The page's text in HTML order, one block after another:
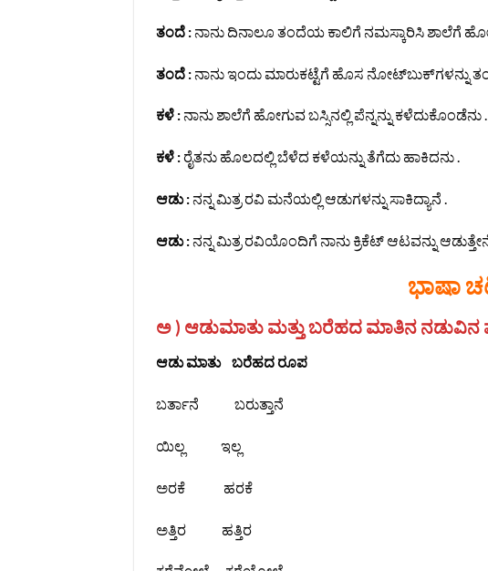
ತಂದೆ :ನಾನು ದಿನಾಲೂ ತಂದೆಯ ಕಾಲಿಗೆ ನಮಸ್ಕಾರಿಸಿ ಶಾಲೆಗೆ
ತಂದೆ :ನಾನು ಇಂದು ಮಾರುಕಟ್ಟೆಗೆ ಹೊಸ ನೋಟ್‌ಬುಕ್‌ಗಳನ್ನು
ಕಳೆ :ನಾನು ಶಾಲೆಗೆ ಹೋಗುವ ಬಸ್ಸಿನಲ್ಲಿ ಪೆನ್ನನ್ನು ಕಳೆದುಕೊಂಡೆನು .
ಕಳೆ : ರೈತನು ಹೊಲದಲ್ಲಿ ಬೆಳೆದ ಕಳೆಯನ್ನು ತೆಗೆದು ಹಾಕಿದನು .
ಆಡು :ನನ್ನ ಮಿತ್ರ ರವಿ ಮನೆಯಲ್ಲಿ ಆಡುಗಳನ್ನು ಸಾಕಿದ್ಯಾನೆ .
ಆಡು :ನನ್ನ ಮಿತ್ರ ರವಿಯೊಂದಿಗೆ ನಾನು ಕ್ರಿಕೆಟ್ ಆಟವನ್ನು
ಭಾಷಾ
ಅ ) ಆಡುಮಾತು ಮತ್ತು ಬರೆಹದ ಮಾತಿನ ನಡುವಿನ
ಆಡು ಮಾತು ಬರೆಹದ ರೂಪ
ಬರ್ತಾನೆ ಬರುತ್ತಾನೆ
ಯಿಲ್ಲ ಇಲ್ಲ
ಅರಕೆ ಹರಕೆ
ಅತ್ತಿರ ಹತ್ತಿರ